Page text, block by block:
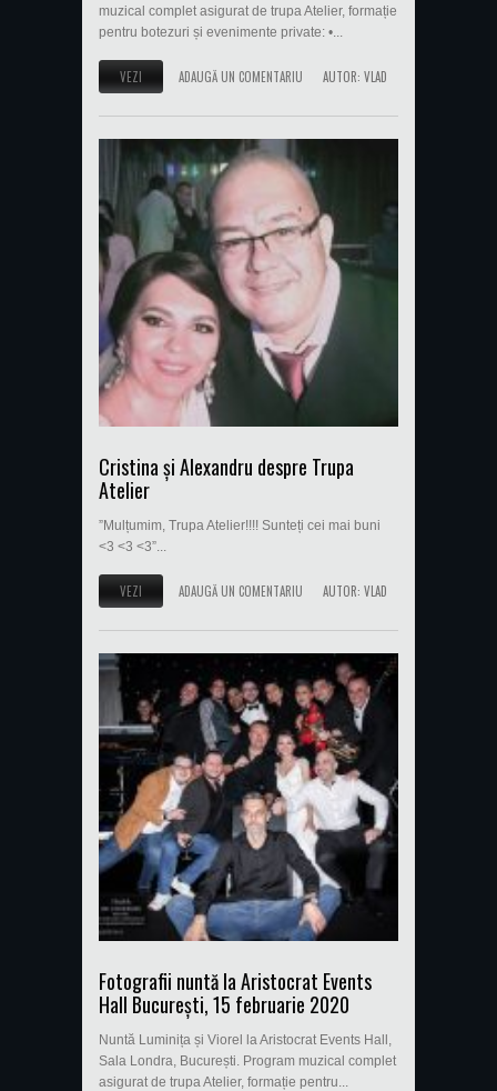
muzical complet asigurat de trupa Atelier, formație
pentru botezuri și evenimente private: •...
VEZI ADAUGĂ UN COMENTARIU AUTOR: VLAD
Cristina și Alexandru despre Trupa
Atelier
”Mulțumim, Trupa Atelier!!!! Sunteți cei mai buni
<3 <3 <3”...
VEZI ADAUGĂ UN COMENTARIU AUTOR: VLAD
Fotografii nuntă la Aristocrat Events
Hall București, 15 februarie 2020
Nuntă Luminița și Viorel la Aristocrat Events Hall,
Sala Londra, București. Program muzical complet
asigurat de trupa Atelier, formație pentru...